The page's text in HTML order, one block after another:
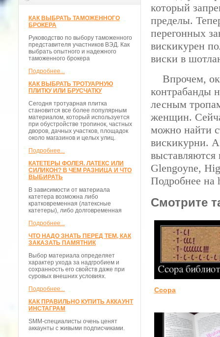
КАК ВЫБРАТЬ ТАМОЖЕННОГО
БРОКЕРА
Руководство по выбору таможенного
представителя участников ВЭД. Как
выбрать опытного и надежного
таможенного брокера
Подробнее...
КАК ВЫБРАТЬ ТРОТУАРНУЮ
ПЛИТКУ ИЛИ БРУСЧАТКУ
Сегодня тротуарная плитка
становится все более популярным
материалом, который используется
при обустройстве тропинок, частных
дворов, дачных участков, площадок
около магазинов и целых улиц.
Подробнее...
КАТЕТЕРЫ ФОЛЕЯ. ЛАТЕКС ИЛИ
СИЛИКОН? В ЧЕМ РАЗНИЦА И ЧТО
ВЫБИРАТЬ
В зависимости от материала
катетера возможна либо
кратковременная (латексные
катетеры), либо долговременная
Подробнее...
ЧТО НАДО ЗНАТЬ ПЕРЕД ТЕМ, КАК
ЗАКАЗАТЬ ПАМЯТНИК
Выбор материала определяет
характер ухода за надгробием и
сохранность его свойств даже при
суровых внешних условиях.
Подробнее...
КАК ПРАВИЛЬНО КУПИТЬ АККАУНТ
ИНСТАГРАМ
SMM-специалисты очень ценят
аккаунты с живыми подписчиками.
который
пределы.
перегонных
вискикурен
виски в
Впрочем,
контрабанды
лесным
женщин.
можно найти
вискикурни.
Glengoyne,
Подробнее на
Смотрите
Ссора